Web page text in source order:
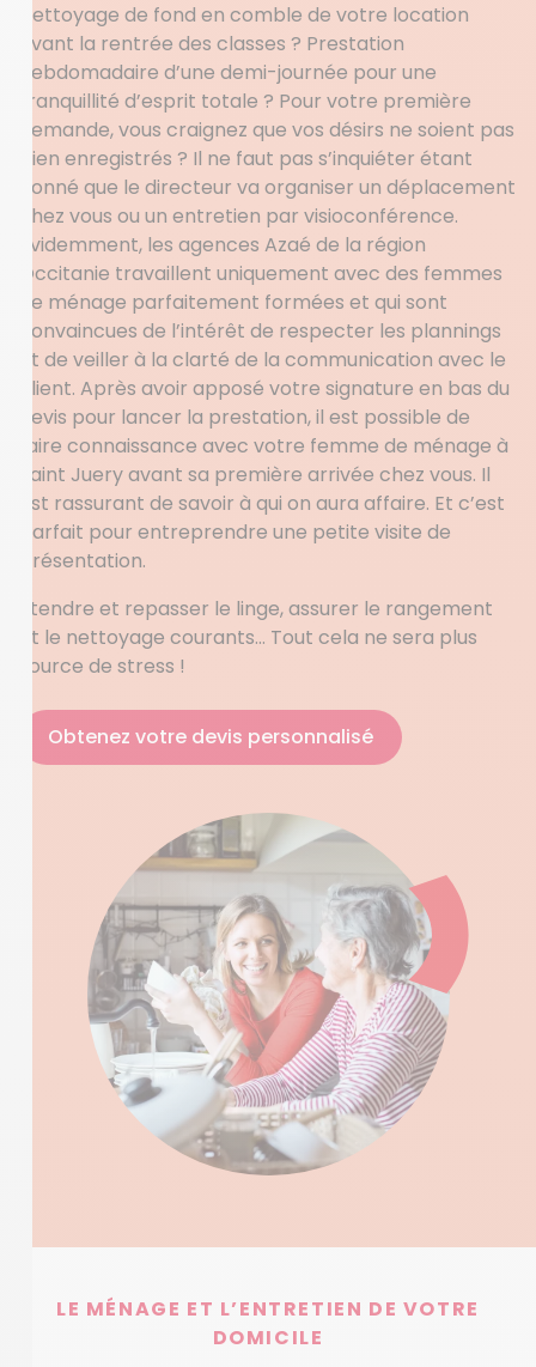
Nettoyage de fond en comble de votre location
avant la rentrée des classes ? Prestation
hebdomadaire d’une demi-journée pour une
tranquillité d’esprit totale ? Pour votre première
demande, vous craignez que vos désirs ne soient pas
bien enregistrés ? Il ne faut pas s’inquiéter étant
donné que le directeur va organiser un déplacement
chez vous ou un entretien par visioconférence.
Evidemment, les agences Azaé de la région
Occitanie travaillent uniquement avec des femmes
de ménage parfaitement formées et qui sont
convaincues de l’intérêt de respecter les plannings
et de veiller à la clarté de la communication avec le
client. Après avoir apposé votre signature en bas du
devis pour lancer la prestation, il est possible de
faire connaissance avec votre femme de ménage à
Saint Juery avant sa première arrivée chez vous. Il
est rassurant de savoir à qui on aura affaire. Et c’est
parfait pour entreprendre une petite visite de
présentation.
Etendre et repasser le linge, assurer le rangement
et le nettoyage courants… Tout cela ne sera plus
source de stress !
Obtenez votre devis personnalisé
LE MÉNAGE ET L’ENTRETIEN DE VOTRE
DOMICILE